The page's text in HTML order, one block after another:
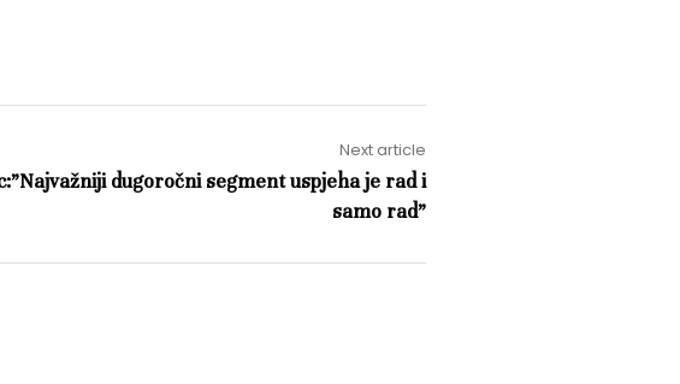
Next article
dugoročni segment uspjeha je rad i
samo rad”